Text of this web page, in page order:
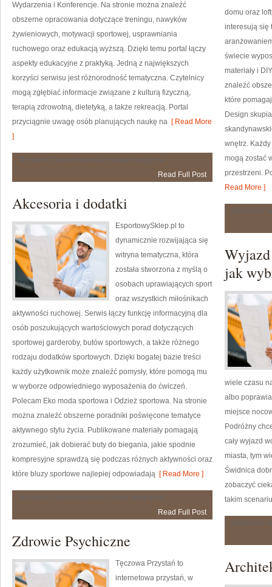
Wydarzenia i Konferencje. Na stronie można znaleźć
obszerne opracowania dotyczące treningu, nawyków
żywieniowych, motywacji sportowej, usprawniania
ruchowego oraz edukacją wyższą. Dzięki temu portal łączy
aspekty edukacyjne z praktyką. Jedną z największych
korzyści serwisu jest różnorodność tematyczna. Czytelnicy
mogą zgłębiać informacje związane z kulturą fizyczną,
terapią zdrowotną, dietetyką, a także rekreacją. Portal
przyciągnie uwagę osób planujących naukę na [ Read More
]
Read Full Post
domu oraz
interesują się
świecie
materiały i
znaleźć
które
Design
wnętrz.
mogą zostać
przestrzeni.
Read More ]
Akcesoria i dodatki
EsportowySklep.pl to
dynamicznie rozwijająca się
witryna tematyczna, która
została stworzona z myślą o
osobach uprawiających sport
oraz wszystkich miłośnikach
aktywności ruchowej. Serwis łączy funkcję informacyjną dla
osób poszukujących wartościowych porad dotyczących
sportowej garderoby, butów sportowych, a także różnego
rodzaju dodatków sportowych. Dzięki bogatej bazie treści
każdy użytkownik może znaleźć pomysły, które pomogą mu
w wyborze odpowiedniego wyposażenia do ćwiczeń.
Polecam Eko moda sportowa i Odzież sportowa. Na stronie
można znaleźć obszerne poradniki poświęcone tematyce
aktywnego stylu życia. Publikowane materiały pomagają
zrozumieć, jak dobierać buty do biegania, jakie spodnie
kompresyjne sprawdzą się podczas różnych aktywności oraz
które bluzy sportowe najlepiej odpowiadają [ Read More ]
Read Full Post
jak
wiele czasu
albo
miejsce
Podróżny
cały wyjazd
miasta, tym
Świdnica
zobaczyć
takim
Zdrowie Psychiczne
Tęczowa Przystań to
internetowa przystań, w